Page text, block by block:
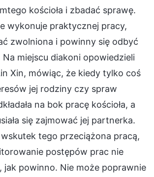
kościoła i zbadać sprawę.
wykonuje praktycznej pracy,
zwolniona i powinny się odbyć
miejscu diakoni opowiedzieli
Xin, mówiąc, że kiedy tylko coś
jej rodziny czy spraw
na bok pracę kościoła, a
się zajmować jej partnerka.
tego przeciążona pracą,
postępów prac nie
jak powinno. Nie może poprawnie